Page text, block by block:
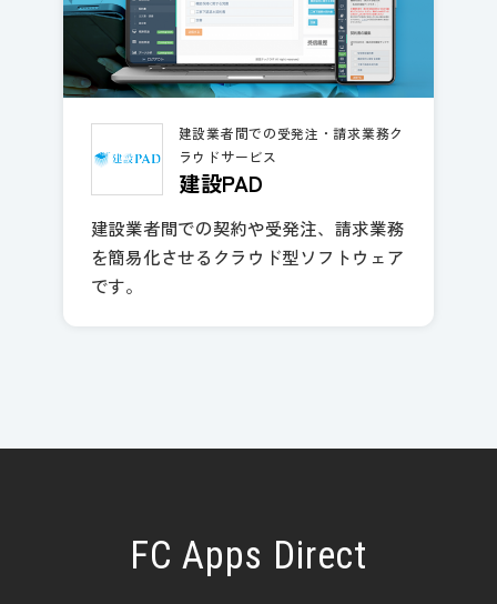
建設業者間での受発注・請求業務ク
ラウドサービス
建設PAD
建設業者間での契約や受発注、請求業務
を簡易化させるクラウド型ソフトウェア
です。
FC Apps Direct